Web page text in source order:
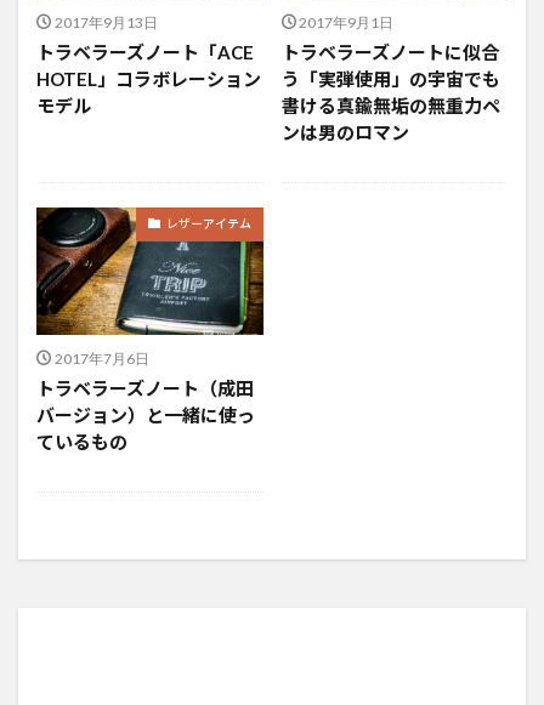
2017年9月13日
トラベラーズノート「ACE
HOTEL」コラボレーション
モデル
2017年9月1日
トラベラーズノートに似合
う「実弾使用」の宇宙でも
書ける真鍮無垢の無重力ペ
ンは男のロマン
レザーアイテム
2017年7月6日
トラベラーズノート（成田
バージョン）と一緒に使っ
ているもの